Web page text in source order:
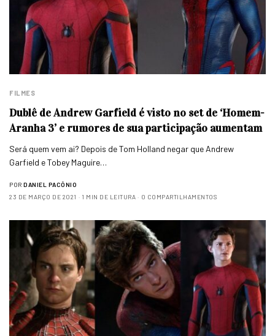
FILMES
Dublê de Andrew Garfield é visto no set de ‘Homem-
Aranha 3’ e rumores de sua participação aumentam
Será quem vem ai? Depois de Tom Holland negar que Andrew
Garfield e Tobey Maguire…
POR DANIEL PACÔNIO
23 DE MARÇO DE 2021
1 MIN DE LEITURA 0 COMPARTILHAMENTOS